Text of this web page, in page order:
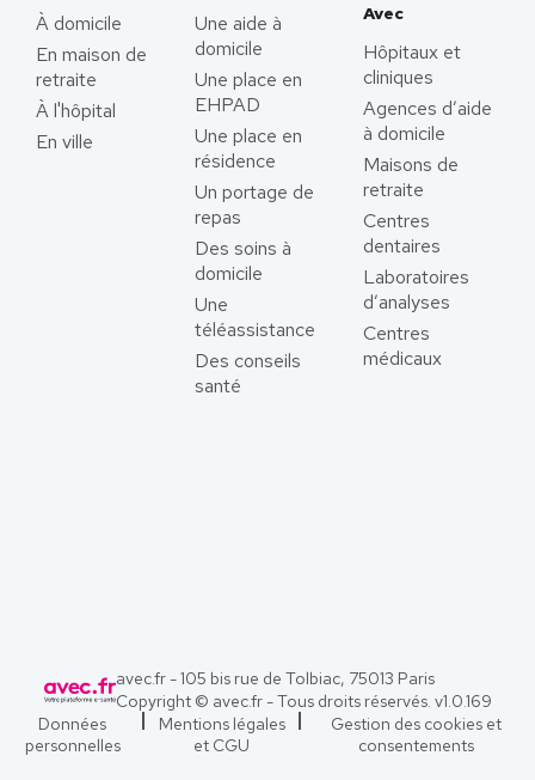
À domicile
En maison de
retraite
À l'hôpital
En ville
Une aide à
domicile
Une place en
EHPAD
Une place en
résidence
Un portage de
repas
Des soins à
domicile
Une
téléassistance
Des conseils
santé
Avec
Hôpitaux et
cliniques
Agences d’aide
à domicile
Maisons de
retraite
Centres
dentaires
Laboratoires
d’analyses
Centres
médicaux
avec.fr - 105 bis rue de Tolbiac, 75013 Paris
Copyright © avec.fr - Tous droits réservés. v1.0.169
Données
personnelles
Mentions légales
et CGU
Gestion des cookies et
consentements